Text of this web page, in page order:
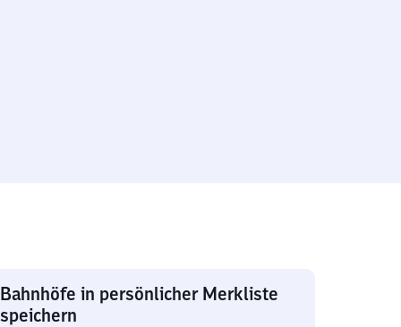
Bahnhöfe in persönlicher Merkliste
speichern